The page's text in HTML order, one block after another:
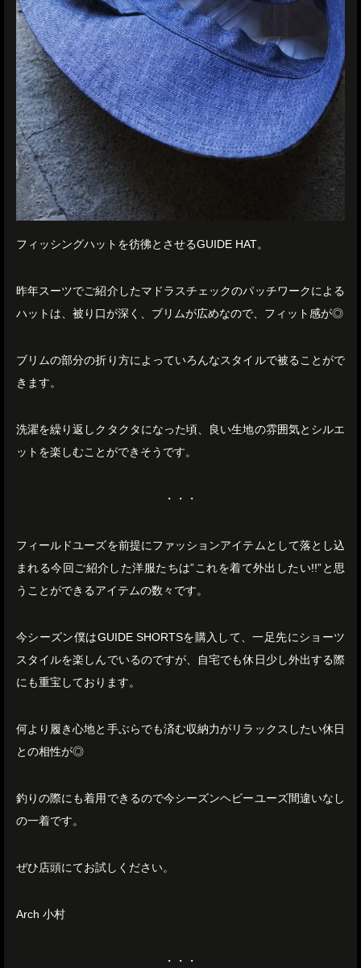
フィッシングハットを彷彿とさせるGUIDE HAT。
昨年スーツでご紹介したマドラスチェックのパッチワークによる
ハットは、被り口が深く、ブリムが広めなので、フィット感が◎
ブリムの部分の折り方によっていろんなスタイルで被ることがで
きます。
洗濯を繰り返しクタクタになった頃、良い生地の雰囲気とシルエ
ットを楽しむことができそうです。
・・・
フィールドユーズを前提にファッションアイテムとして落とし込
まれる今回ご紹介した洋服たちは”これを着て外出したい!!”と思
うことができるアイテムの数々です。
今シーズン僕はGUIDE SHORTSを購入して、一足先にショーツ
スタイルを楽しんでいるのですが、自宅でも休日少し外出する際
にも重宝しております。
何より履き心地と手ぶらでも済む収納力がリラックスしたい休日
との相性が◎
釣りの際にも着用できるので今シーズンヘビーユーズ間違いなし
の一着です。
ぜひ店頭にてお試しください。
Arch 小村
・・・